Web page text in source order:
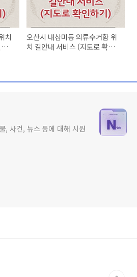
치
오산시 내삼미동 의류수거함 위
치 길안내 서비스 (지도로 확인
, 사건, 뉴스 등에 대해 시원